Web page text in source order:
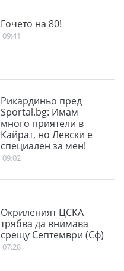
Гочето на 80!
09:41
Рикардиньо пред
Sportal.bg: Имам
много приятели в
Кайрат, но Левски е
специален за мен!
09:02
Окриленият ЦСКА
трябва да внимава
срещу Септември (Сф)
07:28